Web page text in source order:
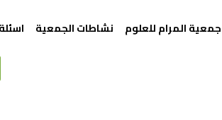
جمعية المرام للعلوم نشاطات الجمعية